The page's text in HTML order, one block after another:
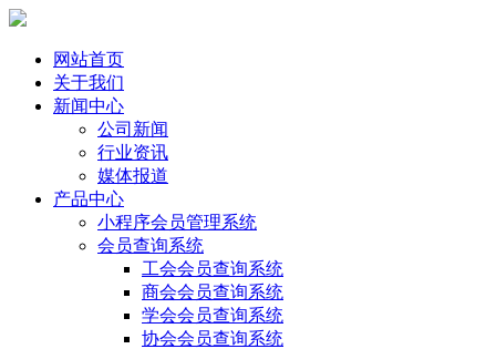
网站首页
关于我们
新闻中心
公司新闻
行业资讯
媒体报道
产品中心
小程序会员管理系统
会员查询系统
工会会员查询系统
商会会员查询系统
学会会员查询系统
协会会员查询系统